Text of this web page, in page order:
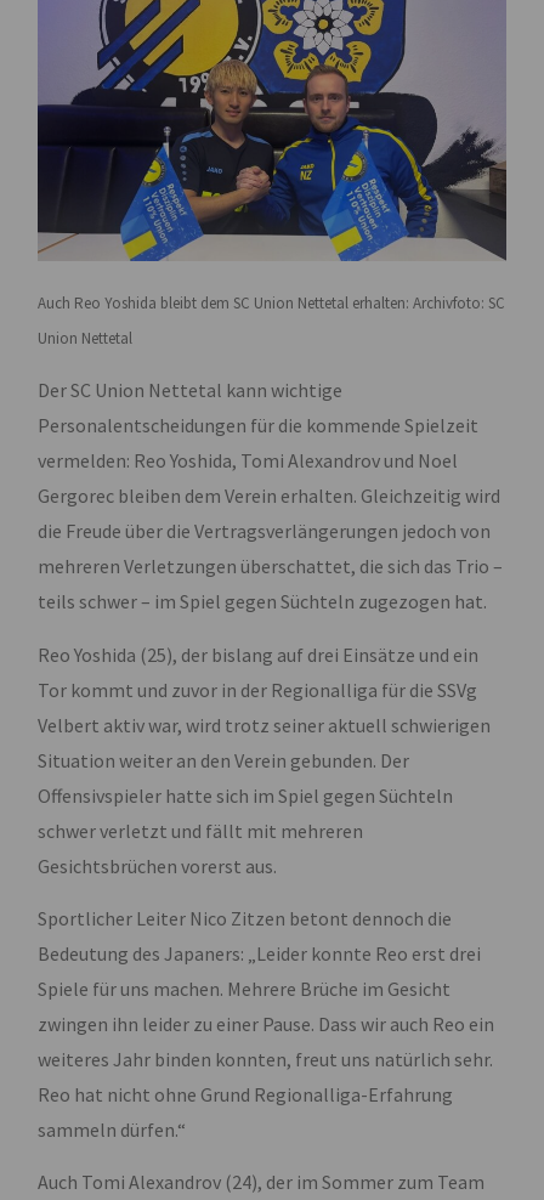
Auch Reo Yoshida bleibt dem SC Union Nettetal erhalten: Archivfoto: SC
Union Nettetal
Der SC Union Nettetal kann wichtige
Personalentscheidungen für die kommende Spielzeit
vermelden: Reo Yoshida, Tomi Alexandrov und Noel
Gergorec bleiben dem Verein erhalten. Gleichzeitig wird
die Freude über die Vertragsverlängerungen jedoch von
mehreren Verletzungen überschattet, die sich das Trio –
teils schwer – im Spiel gegen Süchteln zugezogen hat.
Reo Yoshida (25), der bislang auf drei Einsätze und ein
Tor kommt und zuvor in der Regionalliga für die SSVg
Velbert aktiv war, wird trotz seiner aktuell schwierigen
Situation weiter an den Verein gebunden. Der
Offensivspieler hatte sich im Spiel gegen Süchteln
schwer verletzt und fällt mit mehreren
Gesichtsbrüchen vorerst aus.
Sportlicher Leiter Nico Zitzen betont dennoch die
Bedeutung des Japaners: „Leider konnte Reo erst drei
Spiele für uns machen. Mehrere Brüche im Gesicht
zwingen ihn leider zu einer Pause. Dass wir auch Reo ein
weiteres Jahr binden konnten, freut uns natürlich sehr.
Reo hat nicht ohne Grund Regionalliga-Erfahrung
sammeln dürfen.“
Auch Tomi Alexandrov (24), der im Sommer zum Team